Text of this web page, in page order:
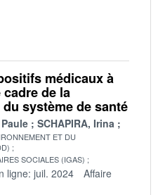
médicaux à
de la
système de santé
SCHAPIRA, Irina
ET DU
SOCIALES (IGAS)
ligne: juil. 2024
Affaire